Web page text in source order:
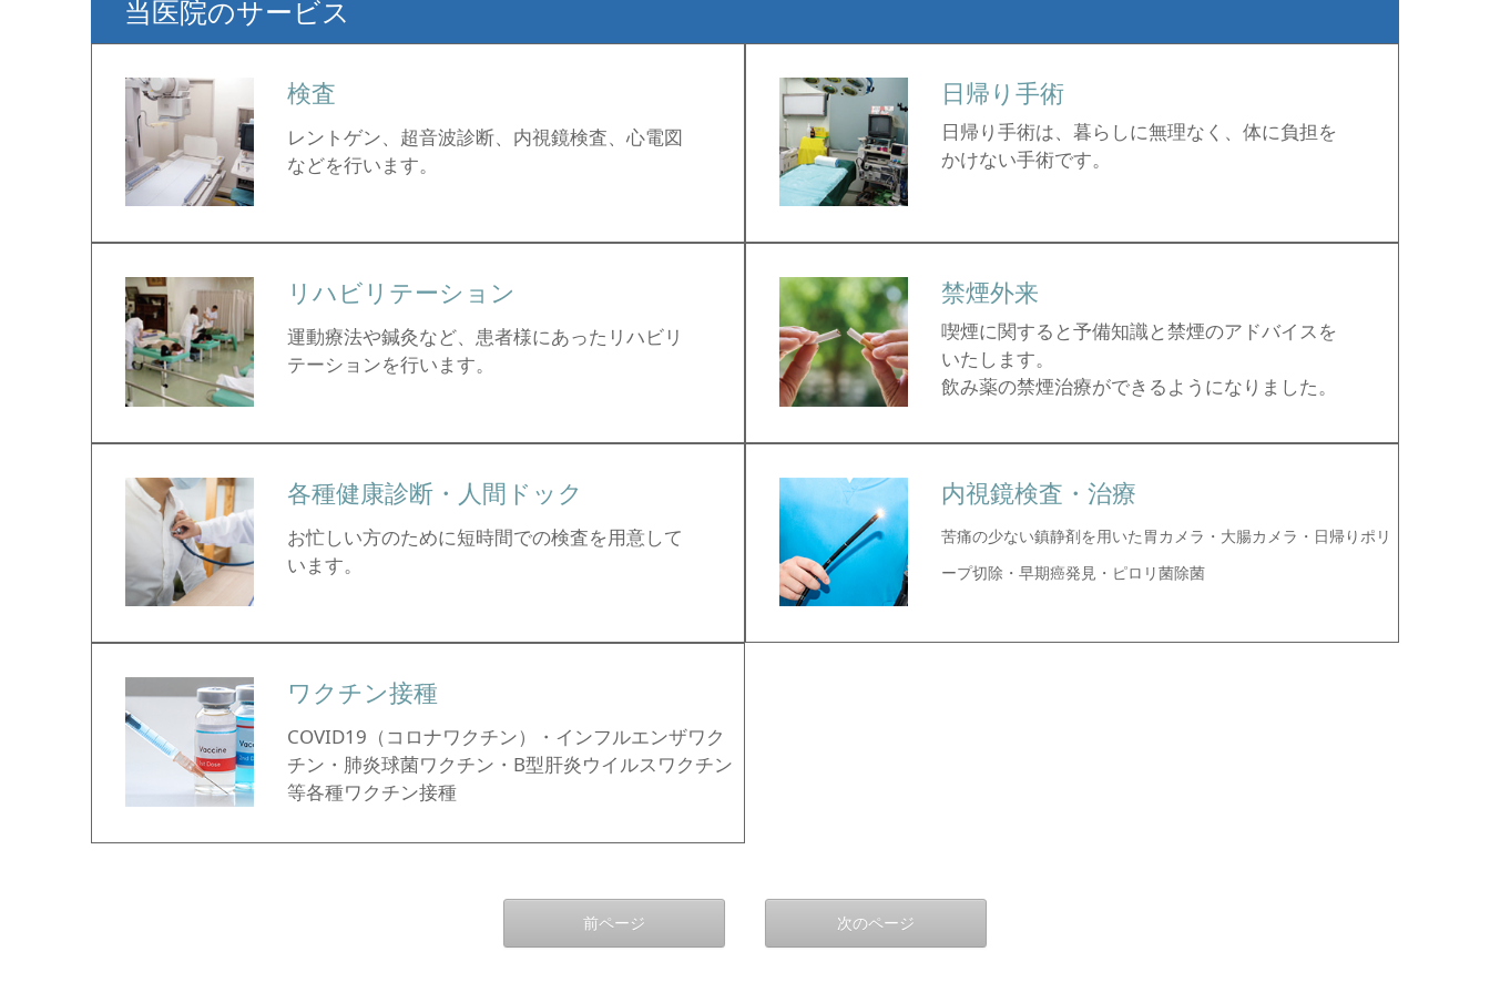
当医院のサービス
検査
レントゲン、超音波診断、内視鏡検査、心電図
などを行います。
リハビリテーション
運動療法や鍼灸など、患者様にあったリハビリ
テーションを行います。
各種健康診断・人間ドック
お忙しい方のために短時間での検査を用意して
います。
ワクチン接種
COVID19（コロナワクチン）・インフルエンザワク
チン・肺炎球菌ワクチン・B型肝炎ウイルスワクチン
等各種ワクチン接種
日帰り手術
日帰り手術は、暮らしに無理なく、体に負担を
かけない手術です。
禁煙外来
喫煙に関すると予備知識と禁煙のアドバイスを
いたします。
飲み薬の禁煙治療ができるようになりました。
内視鏡検査・治療
苦痛の少ない鎮静剤を用いた胃カメラ・大腸カメラ・日帰りポリ
ープ切除・早期癌発見・ピロリ菌除菌
前ページ 次のページ